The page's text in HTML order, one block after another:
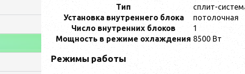
Тип
сплит-
Установка внутреннего блока
потолочная
Число внутренних блоков
1
Мощность в режиме охлаждения 8500 Вт
Режимы работы